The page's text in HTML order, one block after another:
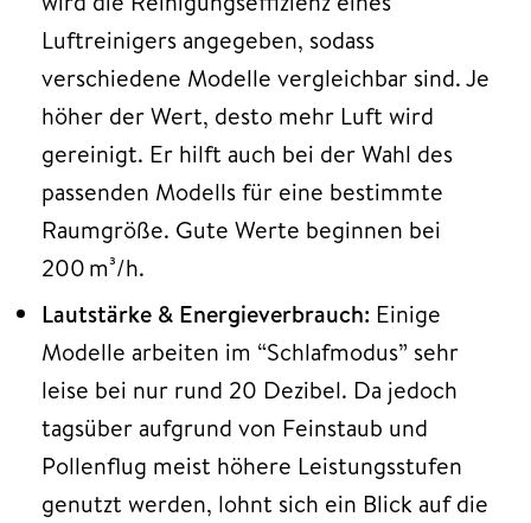
Luftreinigers angegeben, sodass
verschiedene Modelle vergleichbar sind. Je
höher der Wert, desto mehr Luft wird
gereinigt. Er hilft auch bei der Wahl des
passenden Modells für eine bestimmte
Raumgröße. Gute Werte beginnen bei
200 m³/h.
Lautstärke & Energieverbrauch: Einige
Modelle arbeiten im “Schlafmodus” sehr
leise bei nur rund 20 Dezibel. Da jedoch
tagsüber aufgrund von Feinstaub und
Pollenflug meist höhere Leistungsstufen
genutzt werden, lohnt sich ein Blick auf die